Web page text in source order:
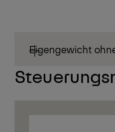
Eigengewicht